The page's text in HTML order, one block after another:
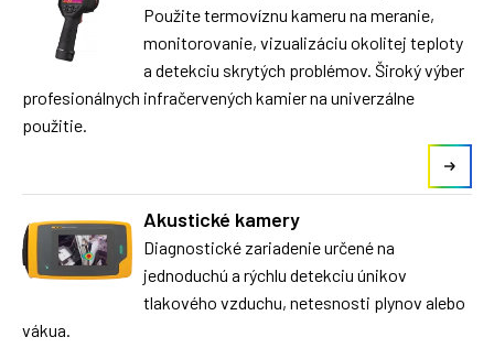
Použite termovíznu kameru na meranie,
monitorovanie, vizualizáciu okolitej teploty
a detekciu skrytých problémov. Široký výber
profesionálnych infračervených kamier na univerzálne
použitie.
Akustické kamery
Diagnostické zariadenie určené na
jednoduchú a rýchlu detekciu únikov
tlakového vzduchu, netesnosti plynov alebo
vákua.